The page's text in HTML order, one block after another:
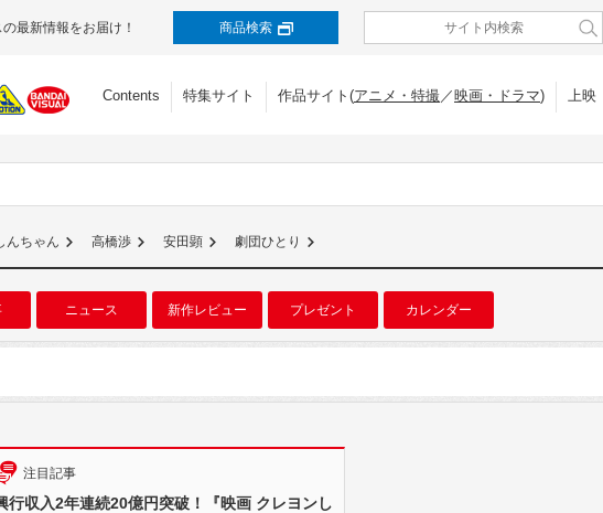
最新情報をお届け！ 商品検索
Contents 特集サイト 作品サイト(アニメ・特撮／映画・ドラマ) 上映
んちゃん 高橋渉 安田顕 劇団ひとり
ニュース 新作レビュー プレゼント カレンダー
注目記事
行収入2年連続20億円突破！『映画 クレヨンし